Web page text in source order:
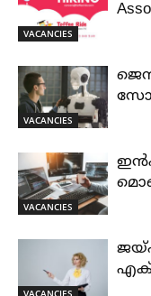
VACANCIES
VACANCIES
VACANCIES
VACANCIES